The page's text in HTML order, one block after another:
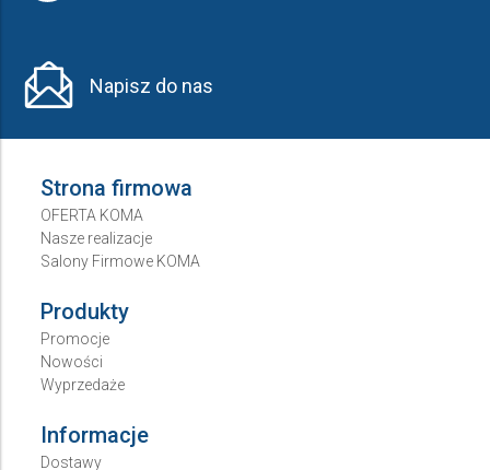
Napisz do nas
Strona firmowa
OFERTA KOMA
Nasze realizacje
Salony Firmowe KOMA
Produkty
Promocje
Nowości
Wyprzedaże
Informacje
Dostawy